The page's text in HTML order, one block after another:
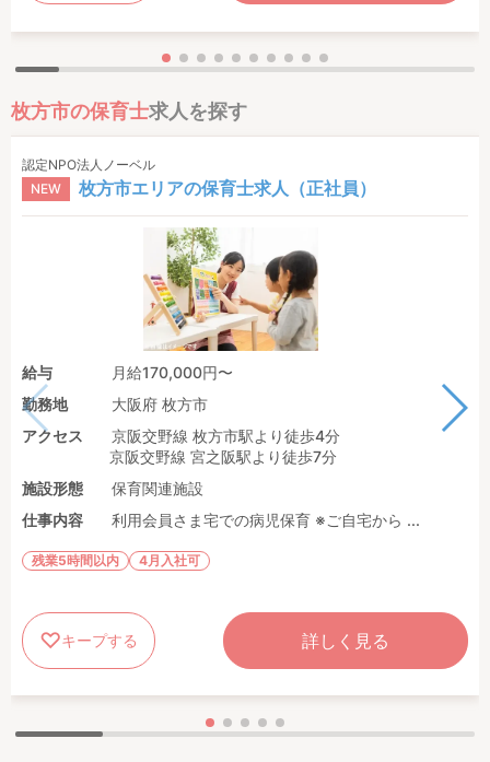
枚方市の保育士求人を探す
認定NPO法人ノーベル
NEW
枚方市エリアの保育士求人（正社員）
給与
月給170,000円〜
勤務地
大阪府 枚方市
アクセス
京阪交野線 枚方市駅より徒歩4分
京阪交野線 宮之阪駅より徒歩7分
施設形態
保育関連施設
仕事内容
利用会員さま宅での病児保育 ※ご自宅から ...
残業5時間以内 4月入社可
キープする 詳しく見る